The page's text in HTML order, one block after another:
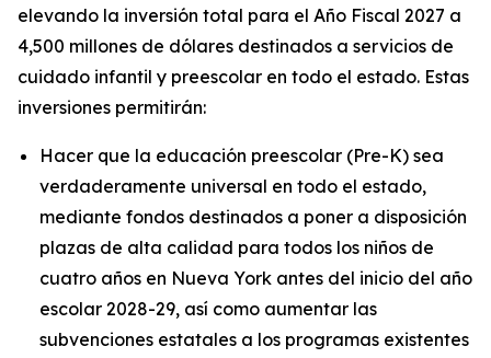
elevando la inversión total para el Año Fiscal 2027 a
4,500 millones de dólares destinados a servicios de
cuidado infantil y preescolar en todo el estado. Estas
inversiones permitirán:
Hacer que la educación preescolar (Pre-K) sea
verdaderamente universal en todo el estado,
mediante fondos destinados a poner a disposición
plazas de alta calidad para todos los niños de
cuatro años en Nueva York antes del inicio del año
escolar 2028-29, así como aumentar las
subvenciones estatales a los programas existentes